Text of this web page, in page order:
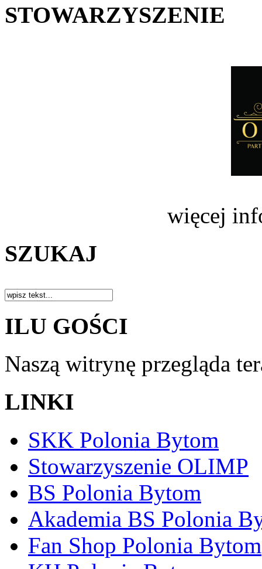
STOWARZYSZENIE
więcej
SZUKAJ
ILU GOŚCI
Naszą witrynę przegląda
LINKI
SKK Polonia Bytom
Stowarzyszenie OLIMP
BS Polonia Bytom
Akademia BS Polonia
Fan Shop Polonia Bytom